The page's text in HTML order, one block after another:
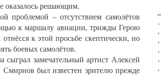
оказалось решающим.
проблемой – отсутствием самолётов
к маршалу авиации, трижды Герою
к этой просьбе скептически, но
боевых самолётов.
замечательный артист Алексей
был известен зрителю прежде